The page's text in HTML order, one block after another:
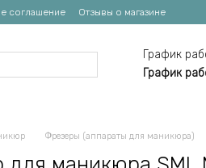
соглашение Отзывы о магазине
График
График
Фрезеры (аппараты для маникюра)